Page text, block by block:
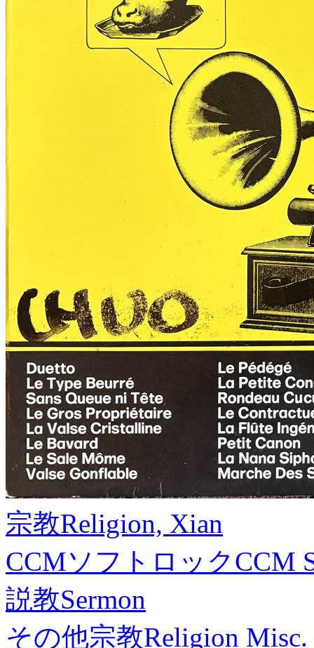
宗教Religion, Xian
CCMソフトロックCCM
説教Sermon
その他宗教Religion Misc.